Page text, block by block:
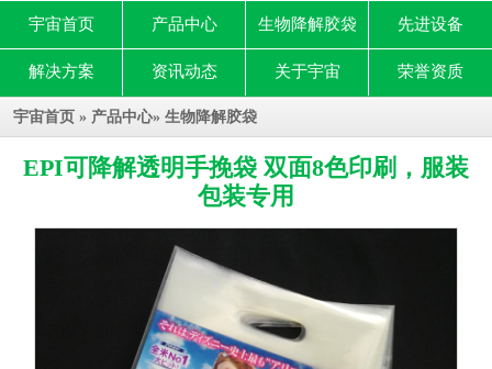
宇宙首页 产品中心 生物降解胶袋 先进设备
解决方案 资讯动态 关于宇宙 荣誉资质
宇宙首页 » 产品中心» 生物降解胶袋
EPI可降解透明手挽袋 双面8色印刷，服装
包装专用